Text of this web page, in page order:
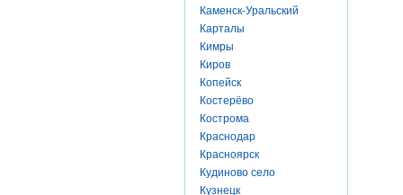
Каменск-Уральский
Карталы
Кимры
Киров
Копейск
Костерёво
Кострома
Краснодар
Красноярск
Кудиново село
Кузнецк